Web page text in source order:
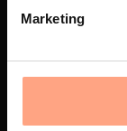
Marketing